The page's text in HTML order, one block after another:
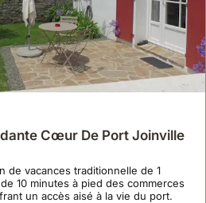
Cœur De Port Joinville
de vacances traditionnelle de 1
10 minutes à pied des commerces
un accès aisé à la vie du port.